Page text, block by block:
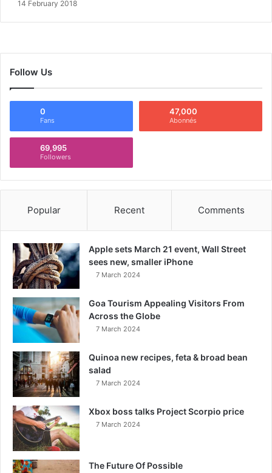
14 February 2018
Follow Us
0
Fans
47,000
Abonnés
69,995
Followers
Popular Recent Comments
Apple sets March 21 event, Wall Street
sees new, smaller iPhone
7 March 2024
Goa Tourism Appealing Visitors From
Across the Globe
7 March 2024
Quinoa new recipes, feta & broad bean
salad
7 March 2024
Xbox boss talks Project Scorpio price
7 March 2024
The Future Of Possible